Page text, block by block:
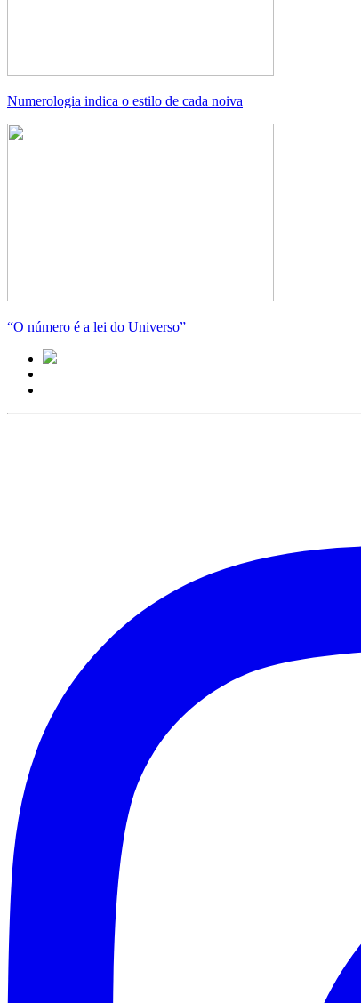
Numerologia indica o estilo de cada noiva
“O número é a lei do Universo”